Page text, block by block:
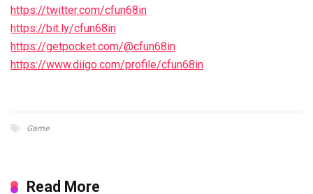
https://twitter.com/cfun68in
https://bit.ly/cfun68in
https://getpocket.com/@cfun68in
https://www.diigo.com/profile/cfun68in
Game
Read More